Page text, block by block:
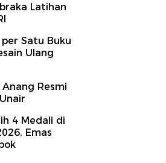
Latihan
Satu Buku
Ulang
Resmi
4 Medali di
Emas